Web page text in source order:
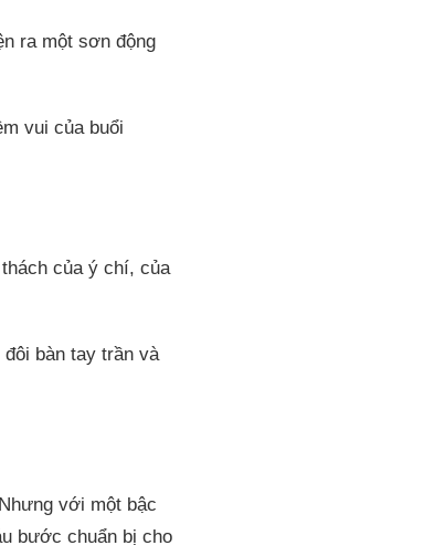
ra một sơn động
vui của buổi
của ý chí, của
bàn tay trần và
với một bậc
bước chuẩn bị cho